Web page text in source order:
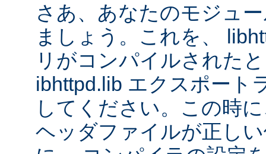
さあ、あなたのモジュ
ましょう。これを、
リがコンパイルされた
ibhttpd.lib エクスポート
してください。この時
ヘッダファイルが正し